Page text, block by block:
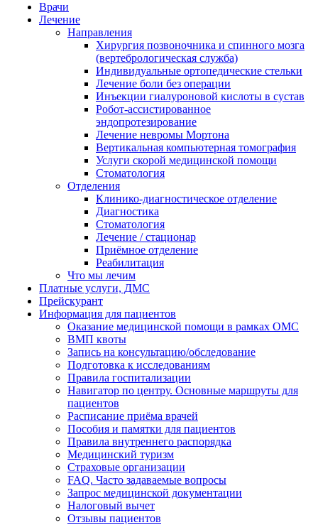
Врачи
Лечение
Направления
Хирургия позвоночника и спинного мозга
(вертебрологическая служба)
Индивидуальные ортопедические стельки
Лечение боли без операции
Инъекции гиалуроновой кислоты в сустав
Робот-ассистированное
эндопротезирование
Лечение невромы Мортона
Вертикальная компьютерная томография
Услуги скорой медицинской помощи
Стоматология
Отделения
Клинико-диагностическое отделение
Диагностика
Стоматология
Лечение / стационар
Приёмное отделение
Реабилитация
Что мы лечим
Платные услуги, ДМС
Прейскурант
Информация для пациентов
Оказание медицинской помощи в рамках ОМС
ВМП квоты
Запись на консультацию/обследование
Подготовка к исследованиям
Правила госпитализации
Навигатор по центру. Основные маршруты для
пациентов
Расписание приёма врачей
Пособия и памятки для пациентов
Правила внутреннего распорядка
Медицинский туризм
Страховые организации
FAQ. Часто задаваемые вопросы
Запрос медицинской документации
Налоговый вычет
Отзывы пациентов